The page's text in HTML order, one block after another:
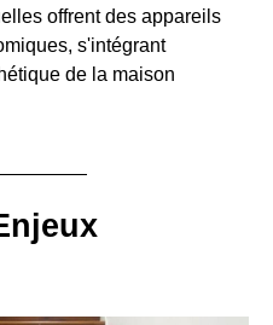
offrent des appareils
s'intégrant
de la maison